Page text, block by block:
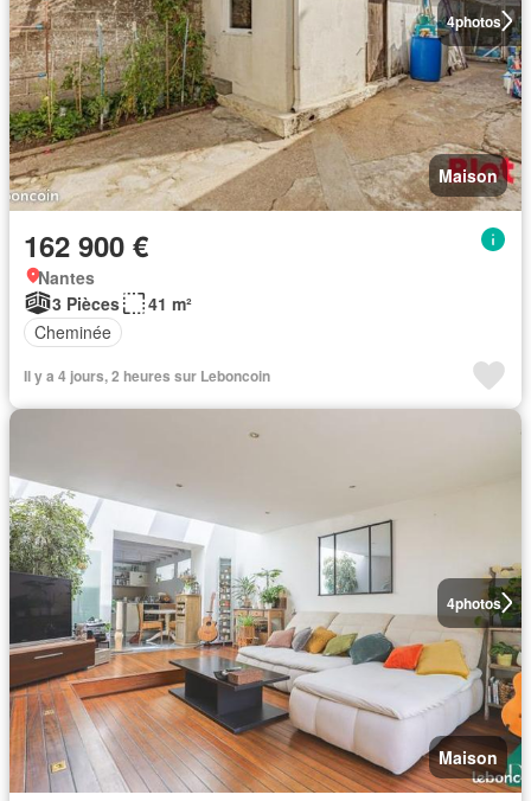
4photos
Maison
162 900 €
Nantes
3 Pièces
41 m²
Cheminée
Il y a 4 jours, 2 heures sur Leboncoin
4photos
Maison